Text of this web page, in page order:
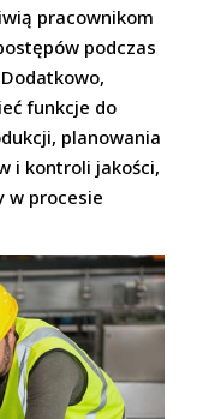
pracownikom
podczas
funkcje do
planowania
i kontroli jakości,
w procesie